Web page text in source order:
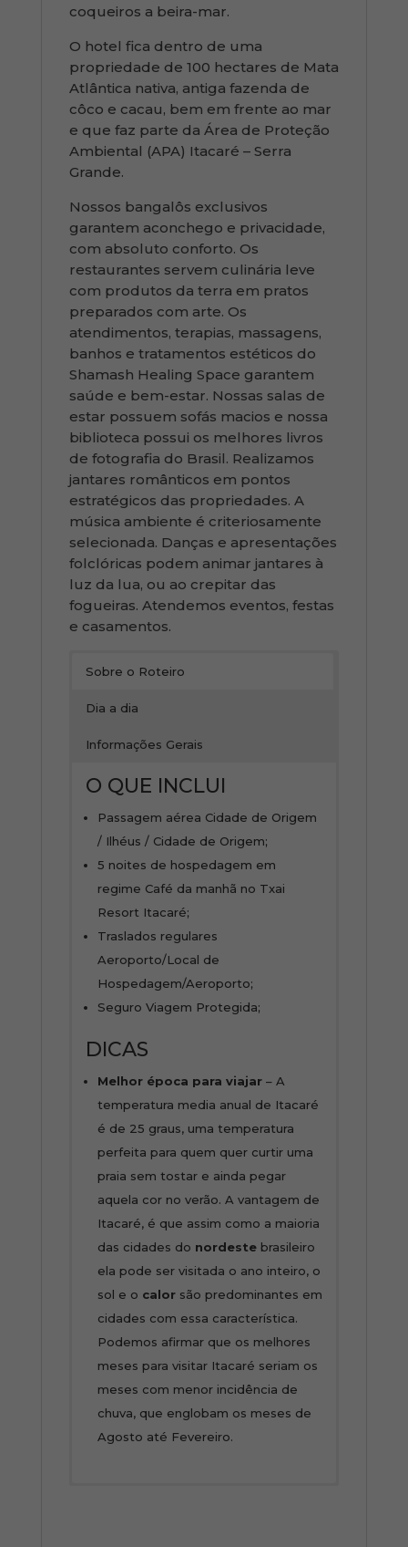
coqueiros a beira-mar.
O hotel fica dentro de uma
propriedade de 100 hectares de Mata
Atlântica nativa, antiga fazenda de
côco e cacau, bem em frente ao mar
e que faz parte da Área de Proteção
Ambiental (APA) Itacaré – Serra
Grande.
Nossos bangalôs exclusivos
garantem aconchego e privacidade,
com absoluto conforto. Os
restaurantes servem culinária leve
com produtos da terra em pratos
preparados com arte. Os
atendimentos, terapias, massagens,
banhos e tratamentos estéticos do
Shamash Healing Space garantem
saúde e bem-estar. Nossas salas de
estar possuem sofás macios e nossa
biblioteca possui os melhores livros
de fotografia do Brasil. Realizamos
jantares românticos em pontos
estratégicos das propriedades. A
música ambiente é criteriosamente
selecionada. Danças e apresentações
folclóricas podem animar jantares à
luz da lua, ou ao crepitar das
fogueiras. Atendemos eventos, festas
e casamentos.
Sobre o Roteiro
Dia a dia
Informações Gerais
O QUE INCLUI
Passagem aérea Cidade de Origem
/ Ilhéus / Cidade de Origem;
5 noites de hospedagem em
regime Café da manhã no Txai
Resort Itacaré;
Traslados regulares
Aeroporto/Local de
Hospedagem/Aeroporto;
Seguro Viagem Protegida;
DICAS
Melhor época para viajar– A
temperatura media anual de Itacaré
é de 25 graus, uma temperatura
perfeita para quem quer curtir uma
praia sem tostar e ainda pegar
aquela cor no verão. A vantagem de
Itacaré, é que assim como a maioria
das cidades do nordestebrasileiro
ela pode ser visitada o ano inteiro, o
sol e o calorsão predominantes em
cidades com essa característica.
Podemos afirmar que os melhores
meses para visitar Itacaré seriam os
meses com menor incidência de
chuva, que englobam os meses de
Agosto até Fevereiro.